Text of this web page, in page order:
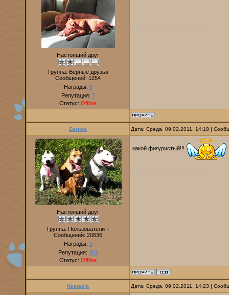
Настоящий друг
Группа: Верные друзья
Сообщений: 1254
Награды: 0
Репутация: 7
Статус: Offline
Багира Дата: Среда, 09.02.2011, 14:18 |
Настоящий друг
Группа: Пользователи +
Сообщений: 20636
Награды: 1
Репутация: 302
Статус: Offline
какой фигуристый!!!
Nastasja Дата: Среда, 09.02.2011, 14:23 |